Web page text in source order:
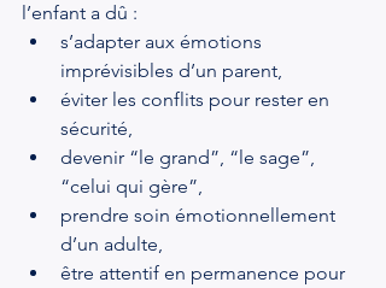
l’enfant a dû :
s’adapter aux émotions
imprévisibles d’un parent,
éviter les conflits pour rester en
sécurité,
devenir “le grand”, “le sage”,
“celui qui gère”,
prendre soin émotionnellement
d’un adulte,
être attentif en permanence pour